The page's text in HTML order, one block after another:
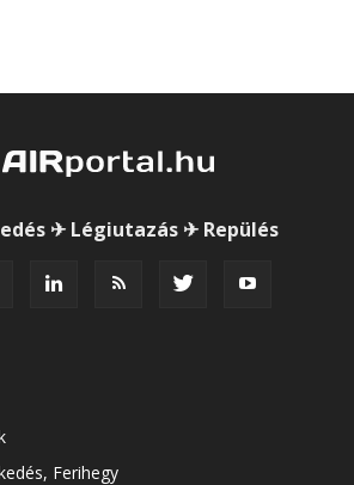
✈ Légiutazás ✈ Repülés
Ferihegy